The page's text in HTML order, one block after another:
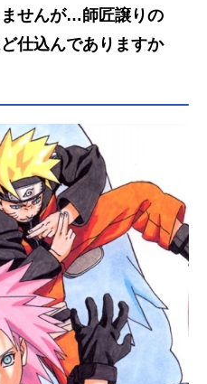
せんが…師匠譲りの
仕込んでありますか